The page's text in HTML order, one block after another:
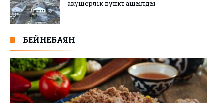
акушерлік пункт ашылды
БЕЙНЕБАЯН